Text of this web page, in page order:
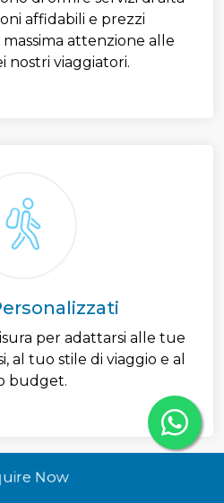
affidabili e prezzi
attenzione alle
nostri viaggiatori.
per adattarsi alle tue
al tuo stile di viaggio e al
budget.
Now